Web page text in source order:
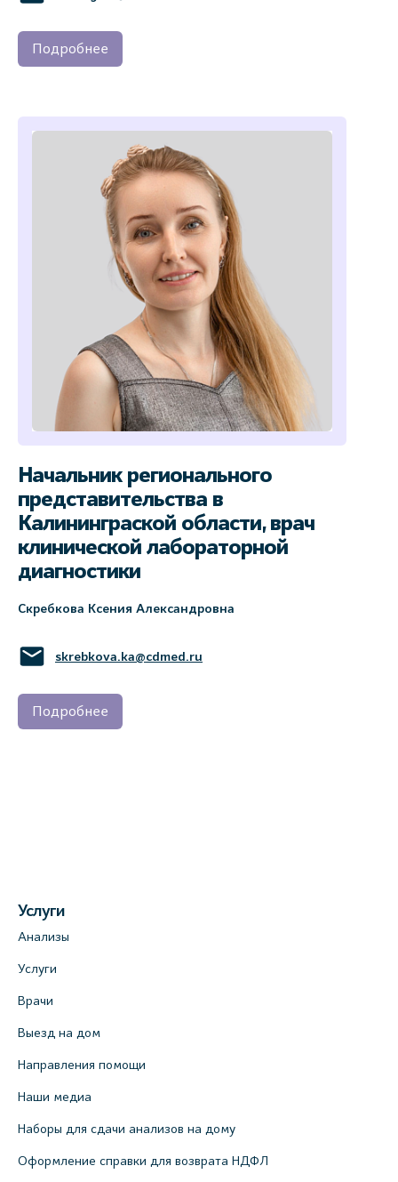
Подробнее
Начальник регионального
представительства в
Калининграской области, врач
клинической лабораторной
диагностики
Скребкова Ксения Александровна
skrebkova.ka@cdmed.ru
Подробнее
Услуги
Анализы
Услуги
Врачи
Выезд на дом
Направления помощи
Наши медиа
Наборы для сдачи анализов на дому
Оформление справки для возврата НДФЛ